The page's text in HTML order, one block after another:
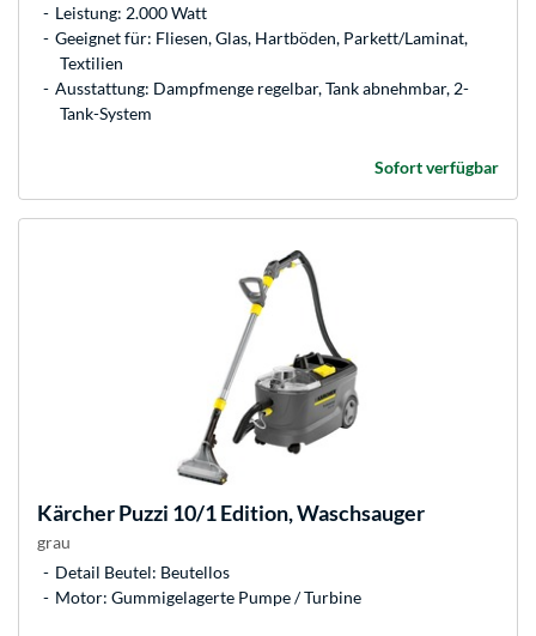
Leistung: 2.000 Watt
Geeignet für: Fliesen, Glas, Hartböden, Parkett/Laminat,
Textilien
Ausstattung: Dampfmenge regelbar, Tank abnehmbar, 2-
Tank-System
Sofort verfügbar
KärcherPuzzi 10/1 Edition, Waschsauger
grau
Detail Beutel: Beutellos
Motor: Gummigelagerte Pumpe / Turbine